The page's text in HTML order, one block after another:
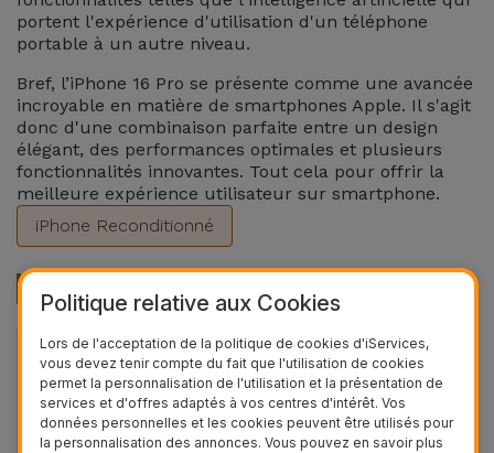
portent l'expérience d'utilisation d'un téléphone
portable à un autre niveau.
Bref, l’iPhone 16 Pro se présente comme une avancée
incroyable en matière de smartphones Apple. Il s'agit
donc d'une combinaison parfaite entre un design
élégant, des performances optimales et plusieurs
fonctionnalités innovantes. Tout cela pour offrir la
meilleure expérience utilisateur sur smartphone.
iPhone Reconditionné
Produits Recommandés
Politique relative aux Cookies
Lors de l'acceptation de la politique de cookies d'iServices,
vous devez tenir compte du fait que l'utilisation de cookies
permet la personnalisation de l'utilisation et la présentation de
services et d'offres adaptés à vos centres d'intérêt. Vos
données personnelles et les cookies peuvent être utilisés pour
la personnalisation des annonces. Vous pouvez en savoir plus